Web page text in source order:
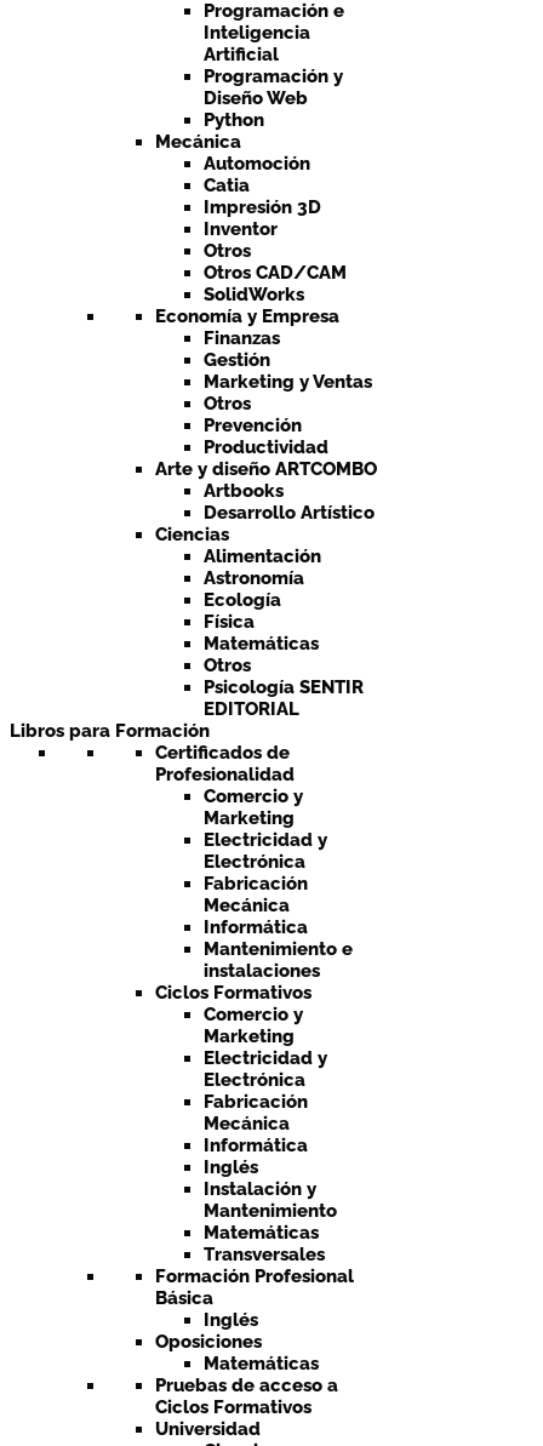
Programación e
Inteligencia
Artificial
Programación y
Diseño Web
Python
Mecánica
Automoción
Catia
Impresión 3D
Inventor
Otros
Otros CAD/CAM
SolidWorks
Economía y Empresa
Finanzas
Gestión
Marketing y Ventas
Otros
Prevención
Productividad
Arte y diseño ARTCOMBO
Artbooks
Desarrollo Artístico
Ciencias
Alimentación
Astronomía
Ecología
Física
Matemáticas
Otros
Psicología SENTIR
EDITORIAL
Libros para Formación
Certificados de
Profesionalidad
Comercio y
Marketing
Electricidad y
Electrónica
Fabricación
Mecánica
Informática
Mantenimiento e
instalaciones
Ciclos Formativos
Comercio y
Marketing
Electricidad y
Electrónica
Fabricación
Mecánica
Informática
Inglés
Instalación y
Mantenimiento
Matemáticas
Transversales
Formación Profesional
Básica
Inglés
Oposiciones
Matemáticas
Pruebas de acceso a
Ciclos Formativos
Universidad